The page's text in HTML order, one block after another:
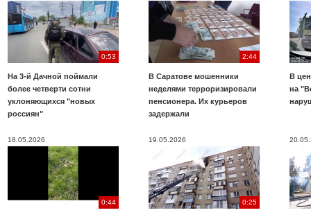
0:53
На 3-й Дачной поймали
более четверти сотни
уклоняющихся "новых
россиян"
2:44
В Саратове мошенники
неделями терроризировали
пенсионера. Их курьеров
задержали
В
на
18.05.2026
0:44
19.05.2026
0:25